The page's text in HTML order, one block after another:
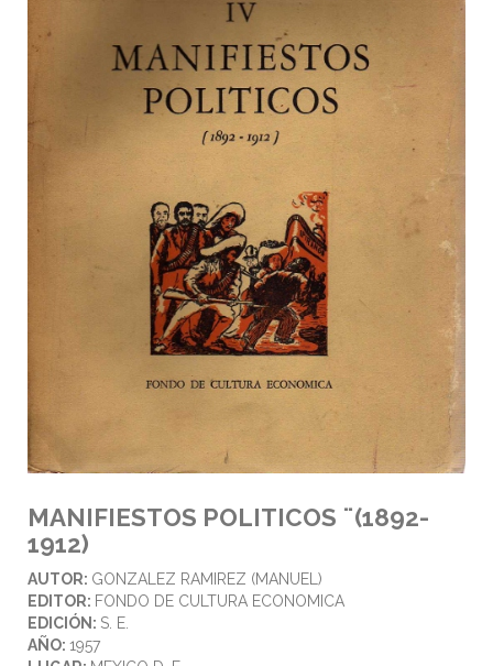
MANIFIESTOS POLITICOS ¨(1892-
1912)
AUTOR: GONZALEZ RAMIREZ (MANUEL)
EDITOR: FONDO DE CULTURA ECONOMICA
EDICIÓN: S. E.
AÑO: 1957